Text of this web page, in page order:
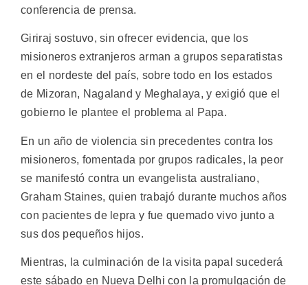
conferencia de prensa.
Giriraj sostuvo, sin ofrecer evidencia, que los
misioneros extranjeros arman a grupos separatistas
en el nordeste del país, sobre todo en los estados
de Mizoran, Nagaland y Meghalaya, y exigió que el
gobierno le plantee el problema al Papa.
En un año de violencia sin precedentes contra los
misioneros, fomentada por grupos radicales, la peor
se manifestó contra un evangelista australiano,
Graham Staines, quien trabajó durante muchos años
con pacientes de lepra y fue quemado vivo junto a
sus dos pequeños hijos.
Mientras, la culminación de la visita papal sucederá
este sábado en Nueva Delhi con la promulgación de